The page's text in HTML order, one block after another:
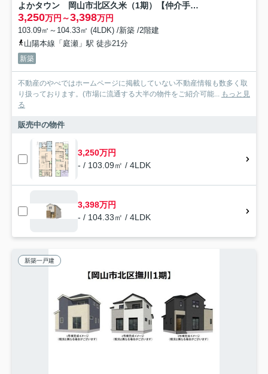
よかタウン 岡山市北区久米（1期）【仲介手数料無料】
3,250万円～3,398万円
103.09㎡～104.33㎡ (4LDK) /新築 /2階建
山陽本線「庭瀬」駅 徒歩21分
新築
不動産のやべではホームページに掲載していない不動産情報も数多く取
り扱っております。(市場に流通する大半の物件をご紹介可能... もっと見
る
販売中の物件
3,250万円
- / 103.09㎡ / 4LDK
3,398万円
- / 104.33㎡ / 4LDK
新築一戸建